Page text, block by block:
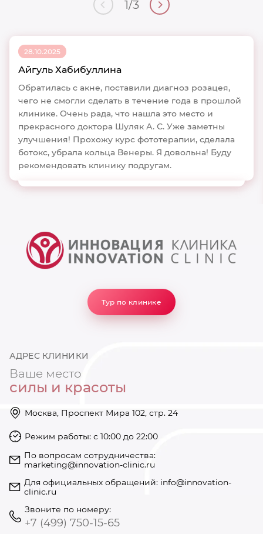
1/3
28.10.2025
Айгуль Хабибуллина
Обратилась с акне, поставили диагноз розацея,
чего не смогли сделать в течение года в прошлой
клинике. Очень рада, что нашла это место и
прекрасного доктора Шуляк А. С. Уже заметны
улучшения! Прохожу курс фототерапии, сделала
ботокс, убрала кольца Венеры. Я довольна! Буду
рекомендовать клинику подругам.
Тур по клинике
Режим работы: с 10:00 до 22:00
+74997501585
АДРЕС КЛИНИКИ
Ваше место
силы и красоты
Москва, Проспект Мира 102, стр. 24
Режим работы: с 10:00 до 22:00
По вопросам сотрудничества:
marketing@innovation-clinic.ru
Для официальных обращений: info@innovation-
clinic.ru
Звоните по номеру:
+7 (499) 750-15-65